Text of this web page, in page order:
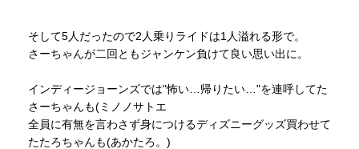
そして5人だったので2人乗りライドは1人溢れる形で。
さーちゃんが二回ともジャンケン負けて良い思い出に。
インディージョーンズでは"怖い…帰りたい…"を連呼してた
さーちゃんも(ミノノサトエ
全員に有無を言わさず身につけるディズニーグッズ買わせて
たたろちゃんも(あかたろ。)